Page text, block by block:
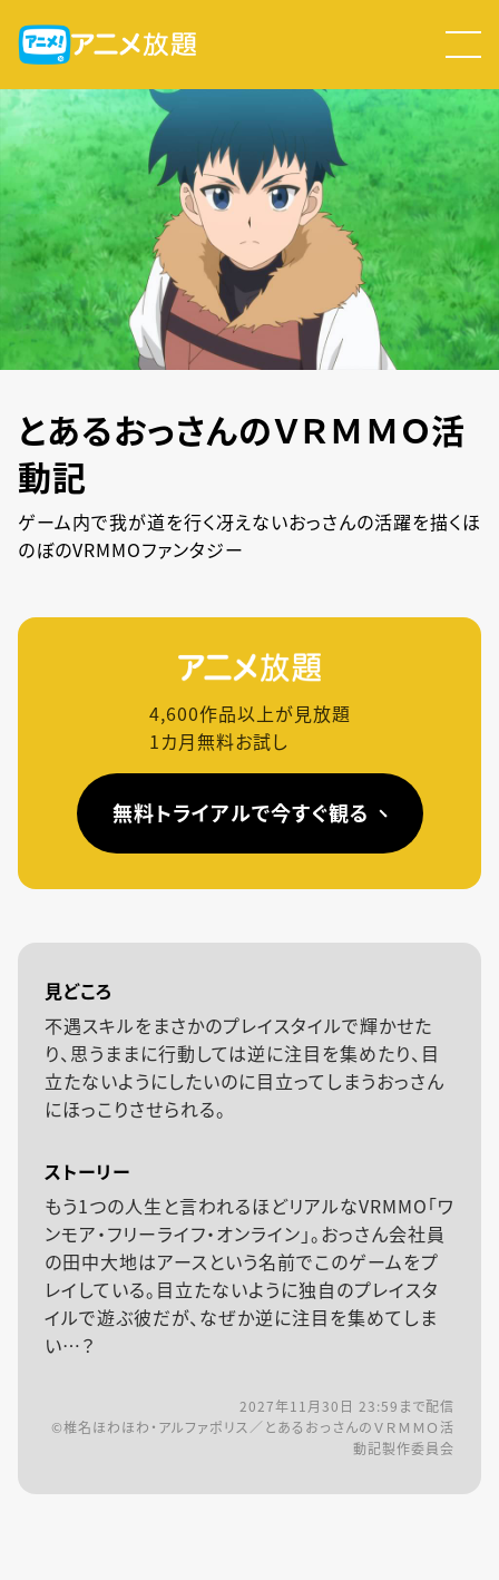
とあるおっさんのＶＲＭＭＯ活
動記
ゲーム内で我が道を行く冴えないおっさんの活躍を描くほ
のぼのVRMMOファンタジー
4,600作品以上が見放題
1カ月無料お試し
無料トライアルで今すぐ観る
見どころ
不遇スキルをまさかのプレイスタイルで輝かせた
り、思うままに行動しては逆に注目を集めたり、目
立たないようにしたいのに目立ってしまうおっさん
にほっこりさせられる。
ストーリー
もう1つの人生と言われるほどリアルなVRMMO「ワ
ンモア・フリーライフ・オンライン」。おっさん会社員
の田中大地はアースという名前でこのゲームをプ
レイしている。目立たないように独自のプレイスタ
イルで遊ぶ彼だが、なぜか逆に注目を集めてしま
い…？
2027年11月30日 23:59 まで配信
©椎名ほわほわ・アルファポリス／とあるおっさんのＶＲＭＭＯ活
動記製作委員会